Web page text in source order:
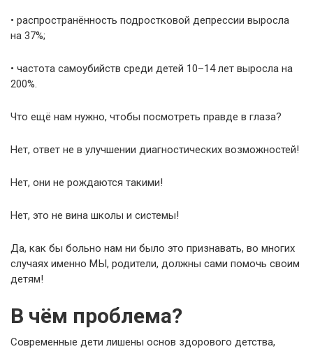
• распространённость подростковой депрессии выросла
на 37%;
• частота самоубийств среди детей 10–14 лет выросла на
200%.
Что ещё нам нужно, чтобы посмотреть правде в глаза?
Нет, ответ не в улучшении диагностических возможностей!
Нет, они не рождаются такими!
Нет, это не вина школы и системы!
Да, как бы больно нам ни было это признавать, во многих
случаях именно МЫ, родители, должны сами помочь своим
детям!
В чём проблема?
Современные дети лишены основ здорового детства,